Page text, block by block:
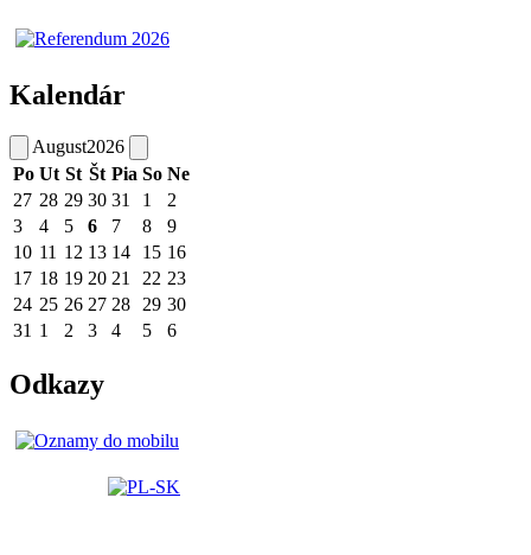
Kalendár
August2026
Po Ut St Št Pia So Ne
27 28 29 30 31 1
2
3
4 5 6 7 8
9
10 11 12 13 14 15 16
17 18 19 20 21 22 23
24 25 26 27 28 29 30
31 1 2 3 4 5 6
Odkazy